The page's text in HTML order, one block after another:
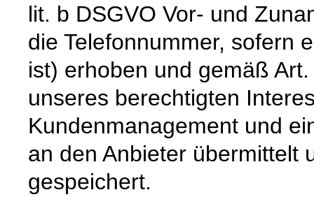
lit. b DSGVO Vor- und
die Telefonnummer, sofern
ist) erhoben und gemäß
unseres berechtigten
Kundenmanagement und
an den Anbieter übermittelt
gespeichert.